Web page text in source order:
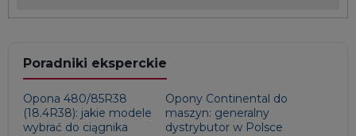
Poradniki eksperckie
Opona 480/85R38
(18.4R38): jakie modele
wybrać do ciągnika
Opony Continental do
maszyn: generalny
dystrybutor w Polsce